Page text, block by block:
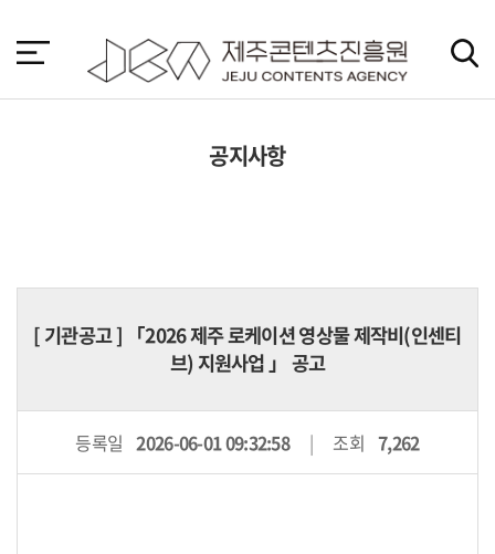
바
가
공지사항
[기관공고] 「2026 제주 로케이션 영상물 제작비(인센티
브) 지원사업 」 공고
등록일 2026-06-01 09:32:58 조회 7,262